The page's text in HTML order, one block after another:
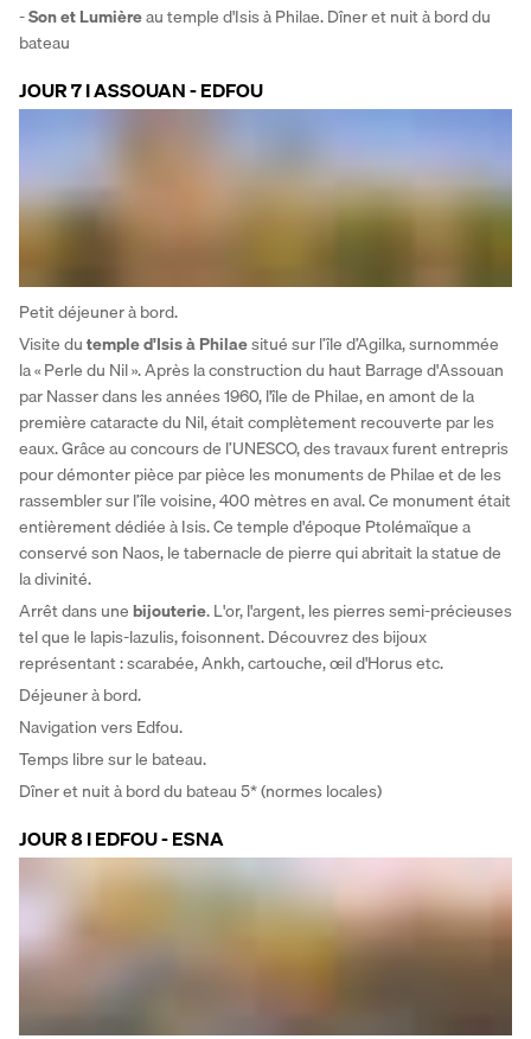
- Son et Lumière au temple d'Isis à Philae. Dîner et nuit à bord du
bateau
JOUR 7 I ASSOUAN - EDFOU
Petit déjeuner à bord.
Visite du temple d'Isis à Philae situé sur l’île d’Agilka, surnommée
la « Perle du Nil ». Après la construction du haut Barrage d'Assouan
par Nasser dans les années 1960, l'île de Philae, en amont de la
première cataracte du Nil, était complètement recouverte par les
eaux. Grâce au concours de l’UNESCO, des travaux furent entrepris
pour démonter pièce par pièce les monuments de Philae et de les
rassembler sur l’île voisine, 400 mètres en aval. Ce monument était
entièrement dédiée à Isis. Ce temple d'époque Ptolémaïque a
conservé son Naos, le tabernacle de pierre qui abritait la statue de
la divinité.
Arrêt dans une bijouterie. L'or, l'argent, les pierres semi-précieuses
tel que le lapis-lazulis, foisonnent. Découvrez des bijoux
représentant : scarabée, Ankh, cartouche, œil d'Horus etc.
Déjeuner à bord.
Navigation vers Edfou.
Temps libre sur le bateau.
Dîner et nuit à bord du bateau 5* (normes locales)
JOUR 8 I EDFOU - ESNA